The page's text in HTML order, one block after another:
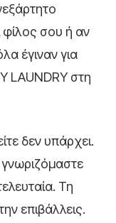
φίλος σου ή αν
έγιναν για
LAUNDRY στη
δεν υπάρχει.
γνωριζόμαστε
Τη
επιβάλλεις.